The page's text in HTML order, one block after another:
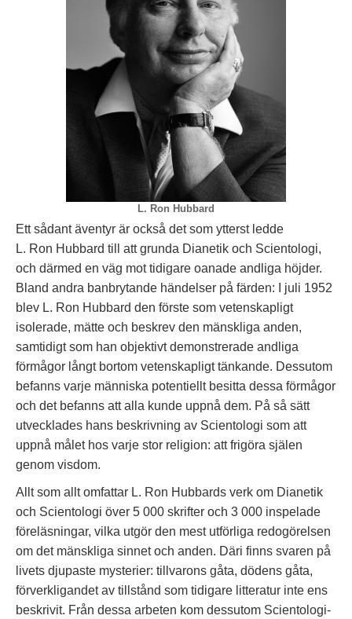
L. Ron Hubbard
Ett sådant äventyr är också det som ytterst ledde
L. Ron Hubbard till att grunda Dianetik och Scientologi,
och därmed en väg mot tidigare oanade andliga höjder.
Bland andra banbrytande händelser på färden: I juli 1952
blev L. Ron Hubbard den förste som vetenskapligt
isolerade, mätte och beskrev den mänskliga anden,
samtidigt som han objektivt demonstrerade andliga
förmågor långt bortom vetenskapligt tänkande. Dessutom
befanns varje människa potentiellt besitta dessa förmågor
och det befanns att alla kunde uppnå dem. På så sätt
utvecklades hans beskrivning av Scientologi som att
uppnå målet hos varje stor religion: att frigöra själen
genom visdom.
Allt som allt omfattar L. Ron Hubbards verk om Dianetik
och Scientologi över 5 000 skrifter och 3 000 inspelade
föreläsningar, vilka utgör den mest utförliga redogörelsen
om det mänskliga sinnet och anden. Däri finns svaren på
livets djupaste mysterier: tillvarons gåta, dödens gåta,
förverkligandet av tillstånd som tidigare litteratur inte ens
beskrivit. Från dessa arbeten kom dessutom Scientologi-